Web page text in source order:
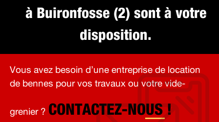
à Buironfosse (2) sont à votre
disposition.
Vous avez besoin d’une entreprise de location
de bennes pour vos travaux ou votre vide-
grenier ? CONTACTEZ-NOUS !